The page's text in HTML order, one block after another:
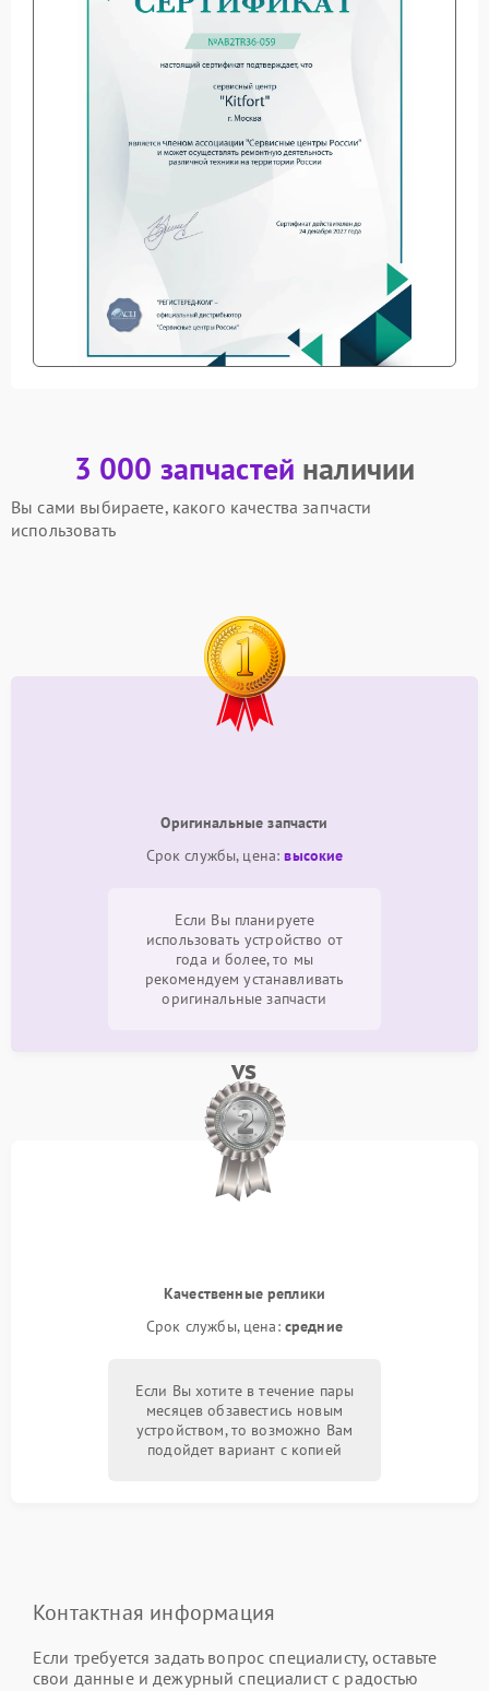
3 000 запчастей наличии
Вы сами выбираете, какого качества запчасти
использовать
Оригинальные запчасти
Срок службы, цена:высокие
Если Вы планируете
использовать устройство от
года и более, то мы
рекомендуем устанавливать
оригинальные запчасти
vs
Качественные реплики
Срок службы, цена: средние
Если Вы хотите в течение пары
месяцев обзавестись новым
устройством, то возможно Вам
подойдет вариант с копией
Контактная информация
Если требуется задать вопрос специалисту, оставьте
свои данные и дежурный специалист с радостью